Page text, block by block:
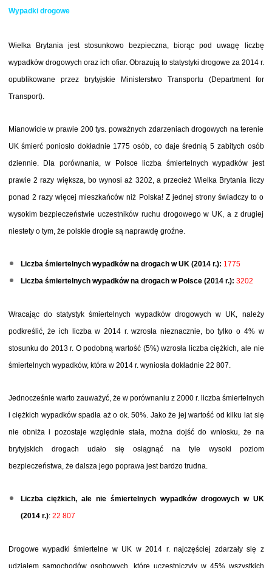
Wypadki drogowe
Wielka Brytania jest stosunkowo bezpieczna, biorąc pod uwagę liczbę
wypadków drogowych oraz ich ofiar. Obrazują to statystyki drogowe za 2014 r.
opublikowane przez brytyjskie Ministerstwo Transportu (Department for
Transport).
Mianowicie w prawie 200 tys. poważnych zdarzeniach drogowych na terenie
UK śmierć poniosło dokładnie 1775 osób, co daje średnią 5 zabitych osób
dziennie. Dla porównania, w Polsce liczba śmiertelnych wypadków jest
prawie 2 razy większa, bo wynosi aż 3202, a przecież Wielka Brytania liczy
ponad 2 razy więcej mieszkańców niż Polska! Z jednej strony świadczy to o
wysokim bezpieczeństwie uczestników ruchu drogowego w UK, a z drugiej
niestety o tym, że polskie drogie są naprawdę groźne.
Liczba śmiertelnych wypadków na drogach w UK (2014 r.): 1775
Liczba śmiertelnych wypadków na drogach w Polsce (2014 r.): 3202
Wracając do statystyk śmiertelnych wypadków drogowych w UK, należy
podkreślić, że ich liczba w 2014 r. wzrosła nieznacznie, bo tylko o 4% w
stosunku do 2013 r. O podobną wartość (5%) wzrosła liczba ciężkich, ale nie
śmiertelnych wypadków, która w 2014 r. wyniosła dokładnie 22 807.
Jednocześnie warto zauważyć, że w porównaniu z 2000 r. liczba śmiertelnych
i ciężkich wypadków spadła aż o ok. 50%. Jako że jej wartość od kilku lat się
nie obniża i pozostaje względnie stała, można dojść do wniosku, że na
brytyjskich drogach udało się osiągnąć na tyle wysoki poziom
bezpieczeństwa, że dalsza jego poprawa jest bardzo trudna.
Liczba ciężkich, ale nie śmiertelnych wypadków drogowych w UK
(2014 r.): 22 807
Drogowe wypadki śmiertelne w UK w 2014 r. najczęściej zdarzały się z
udziałem samochodów osobowych, które uczestniczyły w 45% wszystkich